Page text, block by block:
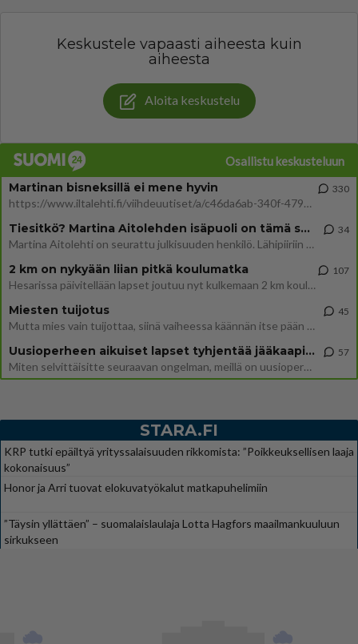
Keskustele vapaasti aiheesta kuin
aiheesta
Aloita keskustelu
Osallistu keskusteluun
Martinan bisneksillä ei mene hyvin
https://www.iltalehti.fi/viihdeuutiset/a/c46da6ab-340f-4790-aaa7-0865eed2336 Yrityksen konkurssihakemus on tullut kärä
330
Tiesitkö? Martina Aitolehden isäpuoli on tämä suosittu laulaja
Martina Aitolehti on seurattu julkisuuden henkilö. Lähipiiriin mahtuu muitakin tunnettuja henkilöitä. Tiesitkö, että Ma
34
2 km on nykyään liian pitkä koulumatka
Hesarissa päivitellään lapset joutuu nyt kulkemaan 2 km kouluun jösses. Ruostefillarilla tuo matka menee vaikka miten äk
107
Miesten tuijotus
Mutta mies vain tuijottaa, siinä vaiheessa käännän itse pään pois. Mikä juttu? Yleensä jos joku tuijottaa tai katsoo, hä
45
Uusioperheen aikuiset lapset tyhjentää jääkaapin käydessään
Miten selvittäisitte seuraavan ongelman, meillä on uusioperhe, minulla teini-ikäiset lapset ja puolisolla aikuiset, jotk
57
STARA.FI
KRP tutki epäiltyä yrityssalaisuuden rikkomista: ”Poikkeuksellisen laaja
kokonaisuus”
Honor ja Arri tuovat elokuvatyökalut matkapuhelimiin
”Täysin yllättäen” – suomalaislaulaja Lotta Hagfors maailmankuuluun
sirkukseen